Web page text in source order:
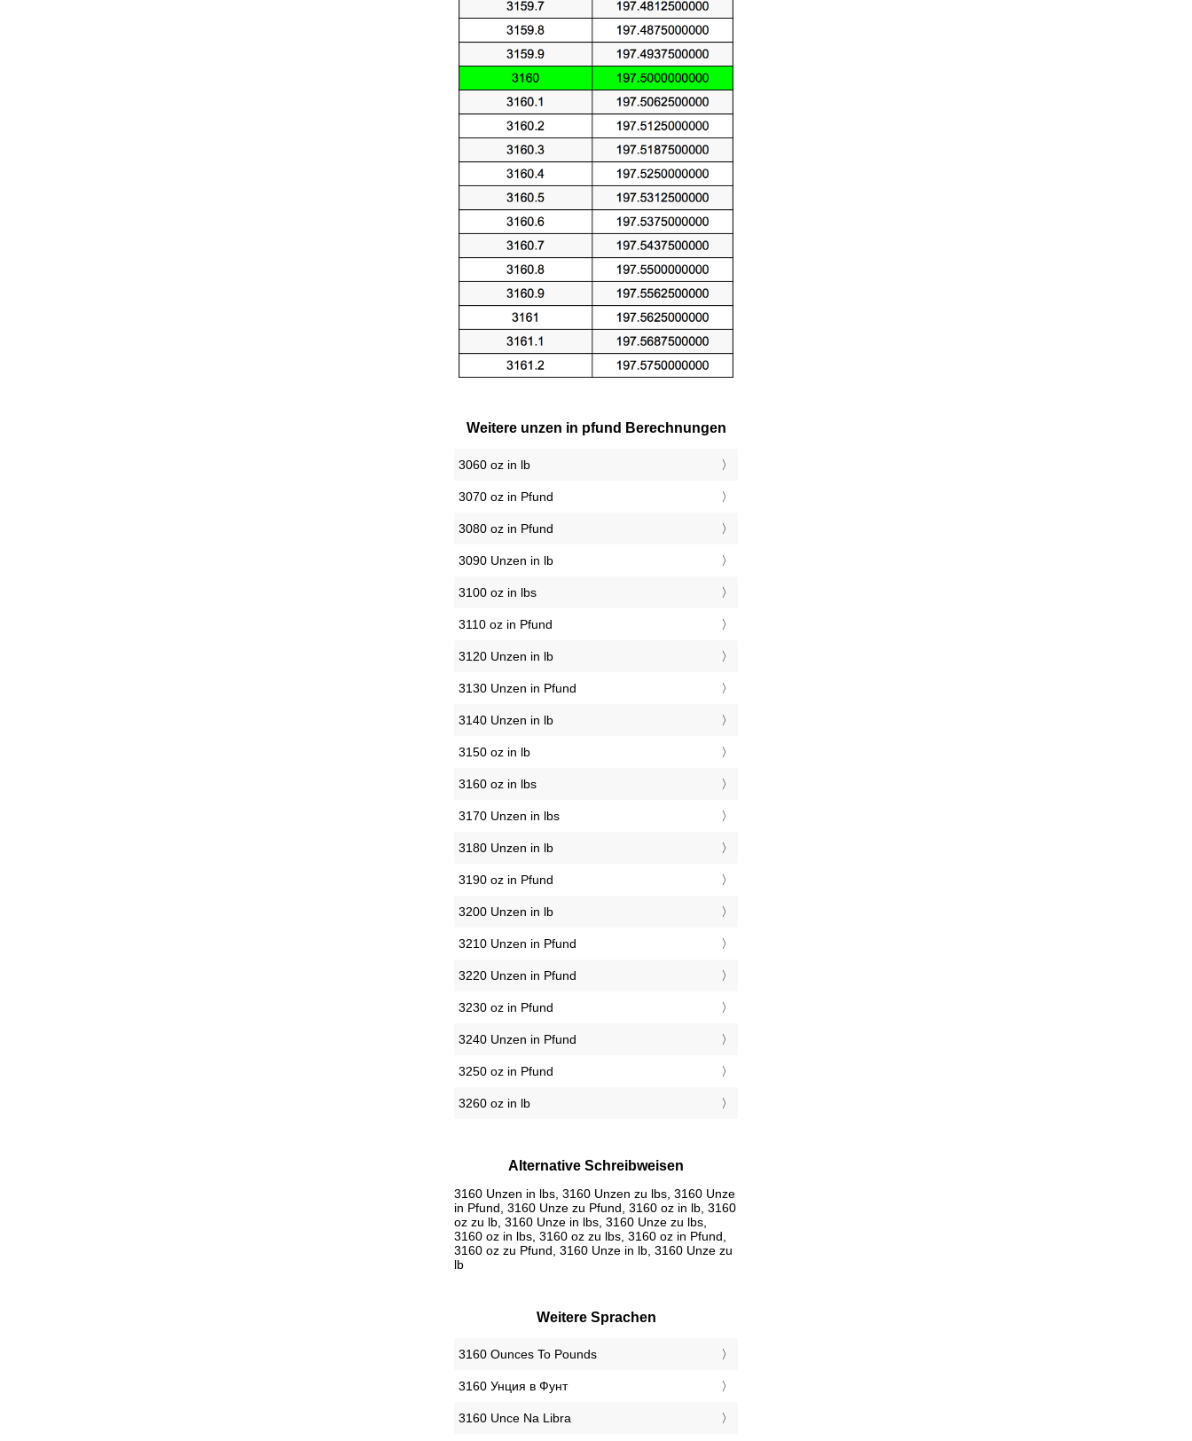
Weitere unzen in pfund Berechnungen
3060 oz in lb
3070 oz in Pfund
3080 oz in Pfund
3090 Unzen in lb
3100 oz in lbs
3110 oz in Pfund
3120 Unzen in lb
3130 Unzen in Pfund
3140 Unzen in lb
3150 oz in lb
3160 oz in lbs
3170 Unzen in lbs
3180 Unzen in lb
3190 oz in Pfund
3200 Unzen in lb
3210 Unzen in Pfund
3220 Unzen in Pfund
3230 oz in Pfund
3240 Unzen in Pfund
3250 oz in Pfund
3260 oz in lb
Alternative Schreibweisen
3160 Unzen in lbs, 3160 Unzen zu lbs, 3160 Unze
in Pfund, 3160 Unze zu Pfund, 3160 oz in lb, 3160
oz zu lb, 3160 Unze in lbs, 3160 Unze zu lbs,
3160 oz in lbs, 3160 oz zu lbs, 3160 oz in Pfund,
3160 oz zu Pfund, 3160 Unze in lb, 3160 Unze zu
lb
Weitere Sprachen
‎3160 Ounces To Pounds
‎3160 Унция в Фунт
‎3160 Unce Na Libra